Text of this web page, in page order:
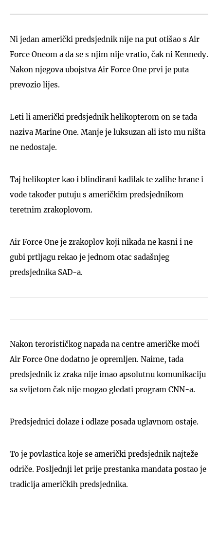
Ni jedan američki predsjednik nije na put otišao s Air
Force Oneom a da se s njim nije vratio, čak ni Kennedy.
Nakon njegova ubojstva Air Force One prvi je puta
prevozio lijes.
Leti li američki predsjednik helikopterom on se tada
naziva Marine One. Manje je luksuzan ali isto mu ništa
ne nedostaje.
Taj helikopter kao i blindirani kadilak te zalihe hrane i
vode također putuju s američkim predsjednikom
teretnim zrakoplovom.
Air Force One je zrakoplov koji nikada ne kasni i ne
gubi prtljagu rekao je jednom otac sadašnjeg
predsjednika SAD-a.
Nakon terorističkog napada na centre američke moći
Air Force One dodatno je opremljen. Naime, tada
predsjednik iz zraka nije imao apsolutnu komunikaciju
sa svijetom čak nije mogao gledati program CNN-a.
Predsjednici dolaze i odlaze posada uglavnom ostaje.
To je povlastica koje se američki predsjednik najteže
odriče. Posljednji let prije prestanka mandata postao je
tradicija američkih predsjednika.